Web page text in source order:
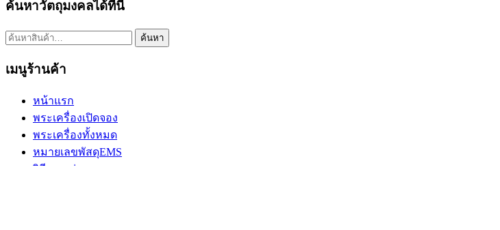
ค้นหาวัตถุมงคลได้ที่นี่
ค้นหา: ค้นหา
เมนูร้านค้า
หน้าแรก
พระเครื่องเปิดจอง
พระเครื่องทั้งหมด
หมายเลขพัสดุEMS
วิธีการเช่าบูชา